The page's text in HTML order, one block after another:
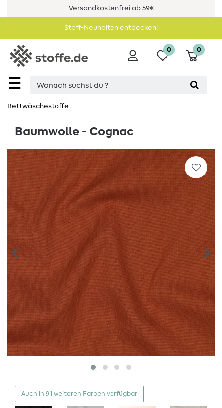
Versandkostenfrei ab 59€
Stoff-Neuheiten entdecken!
☰
0 0
Bettwäschestoffe
Baumwolle - Cognac
Auch in 91 weiteren Farben verfügbar